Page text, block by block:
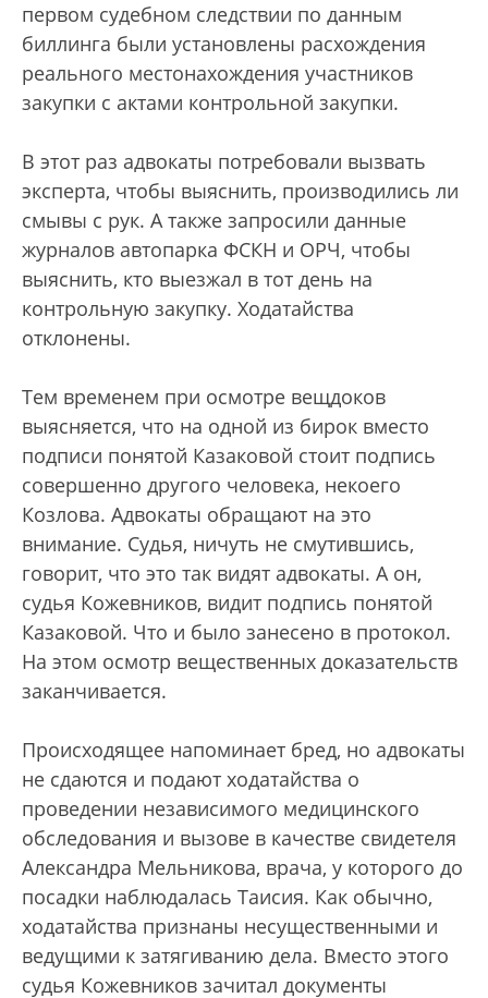
первом судебном следствии по данным
биллинга были установлены расхождения
реального местонахождения участников
закупки с актами контрольной закупки.
В этот раз адвокаты потребовали вызвать
эксперта, чтобы выяснить, производились ли
смывы с рук. А также запросили данные
журналов автопарка ФСКН и ОРЧ, чтобы
выяснить, кто выезжал в тот день на
контрольную закупку. Ходатайства
отклонены.
Тем временем при осмотре вещдоков
выясняется, что на одной из бирок вместо
подписи понятой Казаковой стоит подпись
совершенно другого человека, некоего
Козлова. Адвокаты обращают на это
внимание. Судья, ничуть не смутившись,
говорит, что это так видят адвокаты. А он,
судья Кожевников, видит подпись понятой
Казаковой. Что и было занесено в протокол.
На этом осмотр вещественных доказательств
заканчивается.
Происходящее напоминает бред, но адвокаты
не сдаются и подают ходатайства о
проведении независимого медицинского
обследования и вызове в качестве свидетеля
Александра Мельникова, врача, у которого до
посадки наблюдалась Таисия. Как обычно,
ходатайства признаны несущественными и
ведущими к затягиванию дела. Вместо этого
судья Кожевников зачитал документы